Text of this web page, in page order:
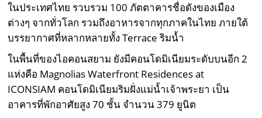
ในประเทศไทย รวบรวม 100 ภัตตาคารชื่อดังของเมือง
ต่างๆ จากทั่วโลก รวมถึงอาหารจากทุกภาคในไทย ภายใต้
บรรยากาศที่หลากหลายทั้ง Terrace ริมน้ำ
ในพื้นที่ของไอคอนสยาม ยังมีคอนโดมิเนียมระดับบนอีก 2
แห่งคือ Magnolias Waterfront Residences at
ICONSIAM คอนโดมิเนียมริมฝั่งแม่น้ำเจ้าพระยา เป็น
อาคารที่พักอาศัยสูง 70 ชั้น จำนวน 379 ยูนิต